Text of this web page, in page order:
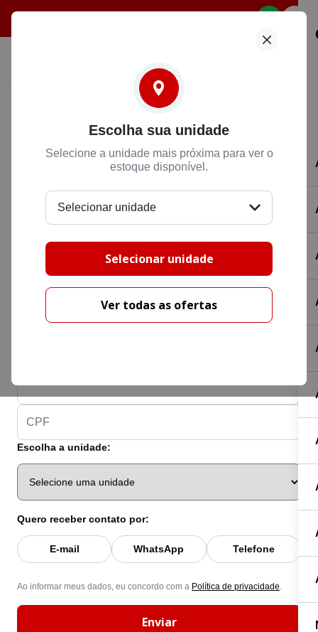
Honda HONDA
BROS 160 ESDD
R$ 22.990,00
Preencha suas informações para entrarmos
em contato.
Escolha a unidade:
Quero receber contato por:
E-mail WhatsApp Telefone
Ao informar meus dados, eu concordo com a Política de privacidade
Enviar
Escolha sua unidade
Selecione a unidade mais próxima para ver o
estoque disponível.
Selecionar unidade
Selecionar unidade
Ver todas as ofertas